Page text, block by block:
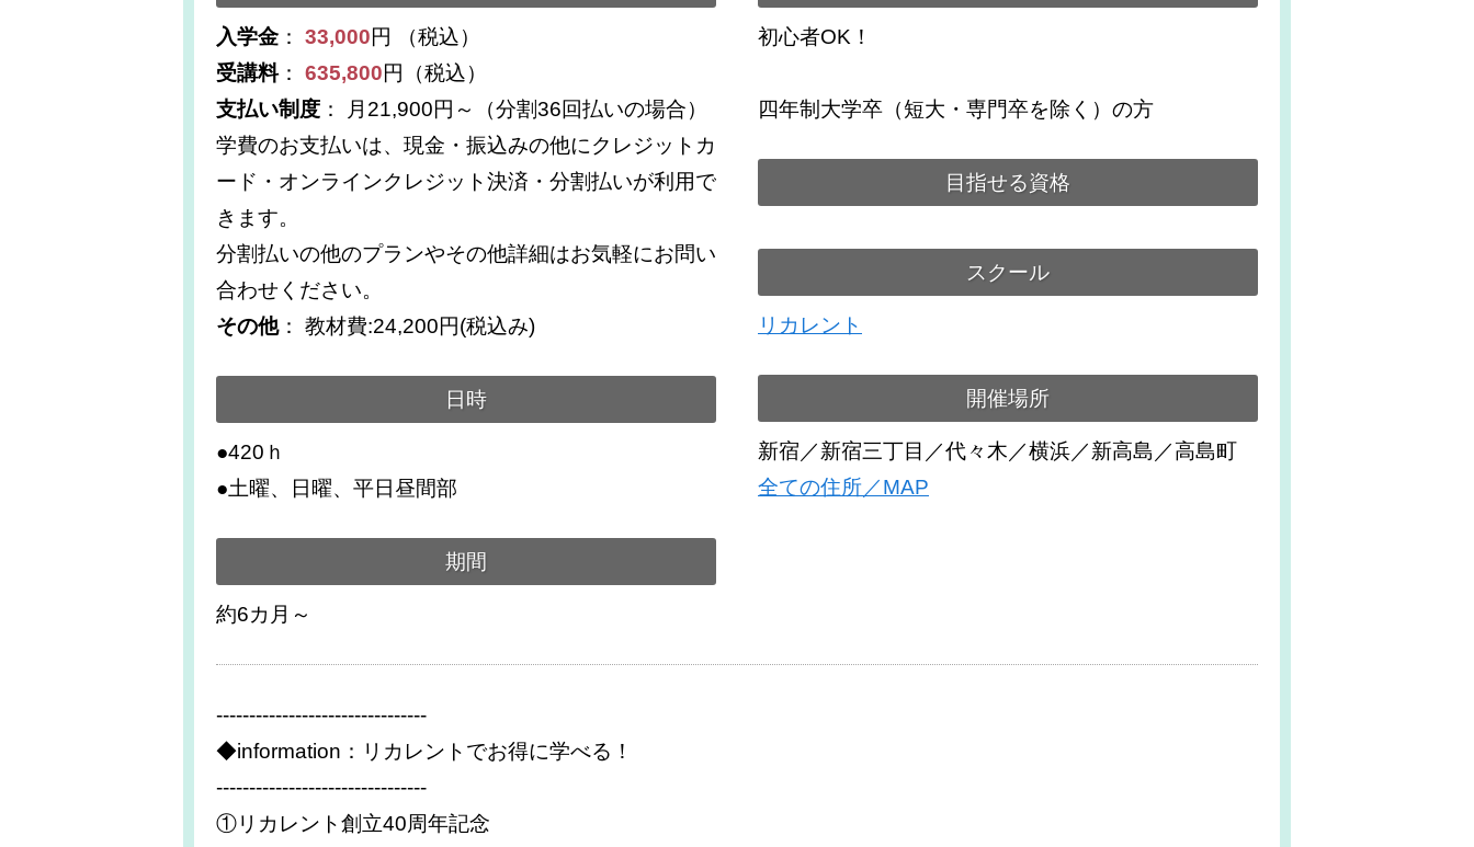
入学金 ： 33,000円 （税込）
受講料： 635,800円（税込）
支払い制度 ： 月21,900円～（分割36回払いの場合）
学費のお支払いは、現金・振込みの他にクレジットカ
ード・オンラインクレジット決済・分割払いが利用で
きます。
分割払いの他のプランやその他詳細はお気軽にお問い
合わせください。
その他： 教材費:24,200円(税込み)
日時
●420ｈ
●土曜、日曜、平日昼間部
期間
約6カ月～
初心者OK！
四年制大学卒（短大・専門卒を除く）の方
目指せる資格
スクール
リカレント
開催場所
新宿／新宿三丁目／代々木／横浜／新高島／高島町
全ての住所／MAP
--------------------------------
◆information：リカレントでお得に学べる！
--------------------------------
①リカレント創立40周年記念